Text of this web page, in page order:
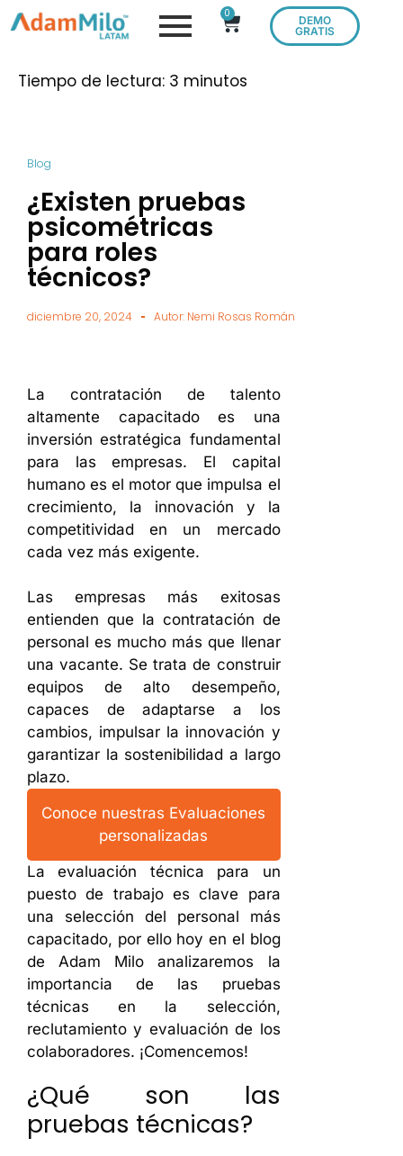
0
DEMO
GRATIS
Tiempo de lectura: 3 minutos
Blog
¿Existen pruebas
psicométricas
para roles
técnicos?
diciembre 20, 2024 Autor: Nemi Rosas Román
La contratación de talento
altamente capacitado es una
inversión estratégica fundamental
para las empresas. El capital
humano es el motor que impulsa el
crecimiento, la innovación y la
competitividad en un mercado
cada vez más exigente.
Las empresas más exitosas
entienden que la contratación de
personal es mucho más que llenar
una vacante. Se trata de construir
equipos de alto desempeño,
capaces de adaptarse a los
cambios, impulsar la innovación y
garantizar la sostenibilidad a largo
plazo.
Conoce nuestras Evaluaciones
personalizadas
La evaluación técnica para un
puesto de trabajo es clave para
una selección del personal más
capacitado, por ello hoy en el blog
de Adam Milo analizaremos la
importancia de las pruebas
técnicas en la selección,
reclutamiento y evaluación de los
colaboradores. ¡Comencemos!
¿Qué son las
pruebas técnicas?